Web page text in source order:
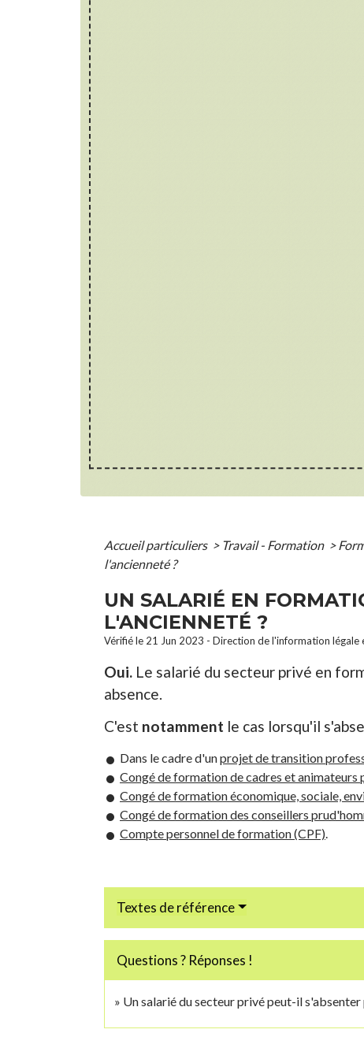
Accueil particuliers > Travail - Formation >
l'ancienneté ?
UN SALARIÉ EN
L'ANCIENNETÉ ?
Vérifié le 21 Jun 2023 - Direction de l'information
Oui. Le salarié du secteur privé en
absence.
C'est notamment le cas lorsqu'il
Dans le cadre d'unprojet de transition
Congé de formation de cadres et animateurs
Congé de formation économique, sociale,
Congé de formation des conseillers
Compte personnel de formation (CPF)
Textes de référence
Questions ? Réponses !
Un salarié du secteur privé peut-il